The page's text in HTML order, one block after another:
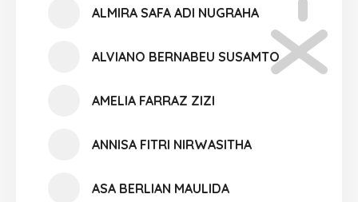
ALMIRA SAFA ADI NUGRAHA
ALVIANO BERNABEU SUSAMTO
AMELIA FARRAZ ZIZI
ANNISA FITRI NIRWASITHA
ASA BERLIAN MAULIDA